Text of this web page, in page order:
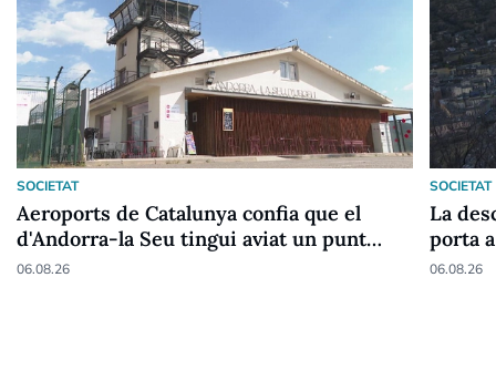
SOCIETAT
Aeroports de Catalunya confia que el
d'Andorra-la Seu tingui aviat un punt
fronterer Schengen
06.08.26
SOCIETAT
La
porta
06.08.26